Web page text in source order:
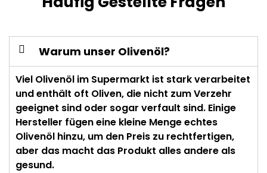
Warum unser Olivenöl?
Viel Olivenöl im Supermarkt ist stark verarbeitet
und enthält oft Oliven, die nicht zum Verzehr
geeignet sind oder sogar verfault sind. Einige
Hersteller fügen eine kleine Menge echtes
Olivenöl hinzu, um den Preis zu rechtfertigen,
aber das macht das Produkt alles andere als
gesund.